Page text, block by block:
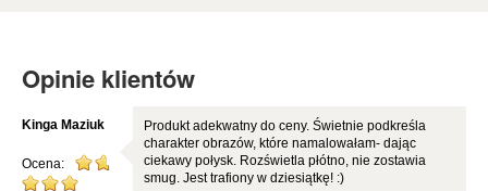
Opinie klientów
Kinga Maziuk
Ocena:
Produkt adekwatny do ceny. Świetnie podkreśla
charakter obrazów, które namalowałam- dając
ciekawy połysk. Rozświetla płótno, nie zostawia
smug. Jest trafiony w dziesiątkę! :)